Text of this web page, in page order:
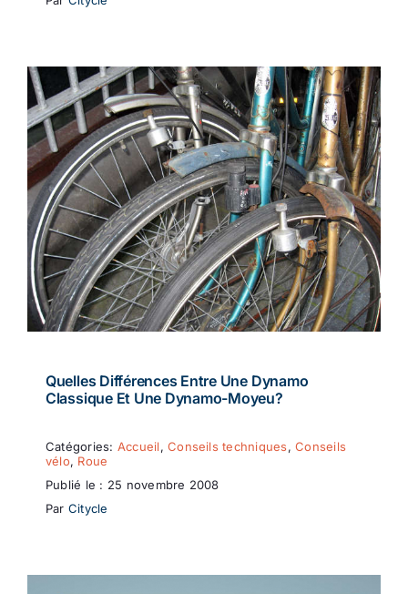
Quelles Différences Entre Une Dynamo
Classique Et Une Dynamo-Moyeu?
Catégories: Accueil,Conseils techniques,Conseils
vélo, Roue
Publié le : 25 novembre 2008
Par Citycle